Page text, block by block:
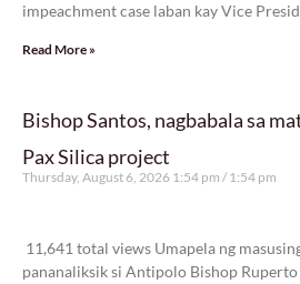
impeachment case laban kay Vice
Read More »
Bishop Santos, nagbabala sa
Pax Silica project
Thursday, August 6, 2026 1:54 pm 1:54 pm
11,641 total views Umapela ng
pananaliksik si Antipolo Bishop Ruperto